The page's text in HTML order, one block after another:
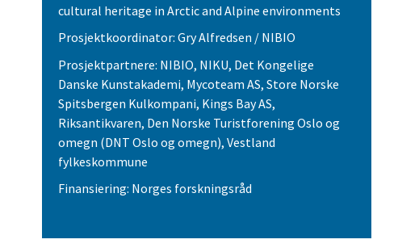
cultural heritage in Arctic and Alpine environments
Prosjektkoordinator: Gry Alfredsen / NIBIO
Prosjektpartnere: NIBIO, NIKU, Det Kongelige
Danske Kunstakademi, Mycoteam AS, Store Norske
Spitsbergen Kulkompani, Kings Bay AS,
Riksantikvaren, Den Norske Turistforening Oslo og
omegn (DNT Oslo og omegn), Vestland
fylkeskommune
Finansiering: Norges forskningsråd